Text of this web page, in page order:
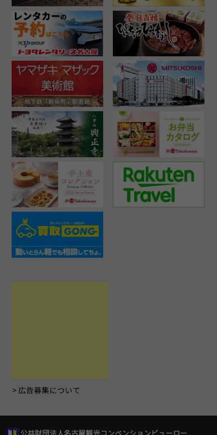
広告募集について
公益財団法人名古屋観光コンベンションビューロー